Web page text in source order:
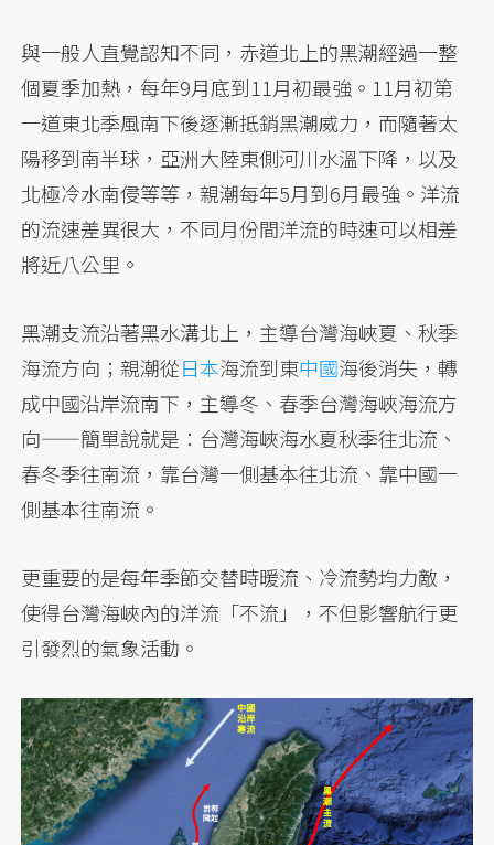
與一般人直覺認知不同，赤道北上的黑潮經過一整
個夏季加熱，每年9月底到11月初最強。11月初第
一道東北季風南下後逐漸抵銷黑潮威力，而隨著太
陽移到南半球，亞洲大陸東側河川水溫下降，以及
北極冷水南侵等等，親潮每年5月到6月最強。洋流
的流速差異很大，不同月份間洋流的時速可以相差
將近八公里。
黑潮支流沿著黑水溝北上，主導台灣海峽夏、秋季
海流方向；親潮從日本海流到東中國海後消失，轉
成中國沿岸流南下，主導冬、春季台灣海峽海流方
向——簡單說就是：台灣海峽海水夏秋季往北流、
春冬季往南流，靠台灣一側基本往北流、靠中國一
側基本往南流。
更重要的是每年季節交替時暖流、冷流勢均力敵，
使得台灣海峽內的洋流「不流」，不但影響航行更
引發烈的氣象活動。